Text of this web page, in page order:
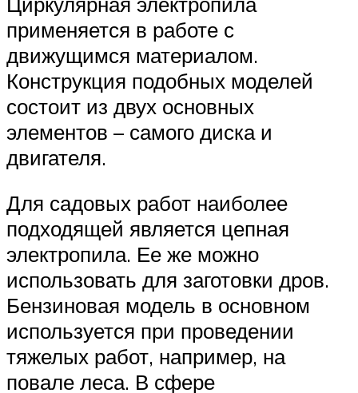
применяется в работе с
движущимся материалом.
Конструкция подобных моделей
состоит из двух основных
элементов – самого диска и
двигателя.
Для садовых работ наиболее
подходящей является цепная
электропила. Ее же можно
использовать для заготовки дров.
Бензиновая модель в основном
используется при проведении
тяжелых работ, например, на
повале леса. В сфере